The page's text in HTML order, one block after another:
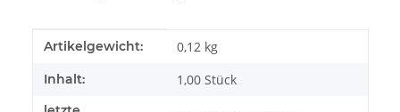
Produkteigenschaft
Wert
Artikelgewicht: 0,12 kg
Inhalt: 1,00 Stück